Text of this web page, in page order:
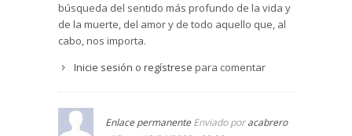
búsqueda del sentido más profundo de la vida y
de la muerte, del amor y de todo aquello que, al
cabo, nos importa.
Inicie sesión o regístrese para comentar
Enlace permanente Enviado poracabrero